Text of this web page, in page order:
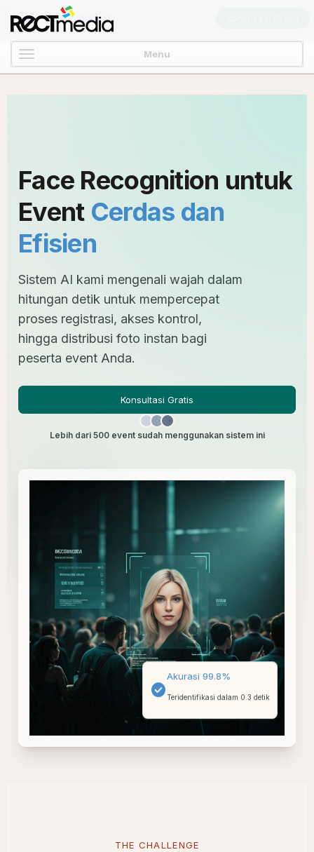
Menu
RECTmedia
Face Recognition untuk
Event Cerdas dan
Efisien
Sistem AI kami mengenali wajah dalam
hitungan detik untuk mempercepat
proses registrasi, akses kontrol,
hingga distribusi foto instan bagi
peserta event Anda.
Konsultasi Gratis
Lebih dari 500 event sudah menggunakan sistem ini
check_circle
THE CHALLENGE